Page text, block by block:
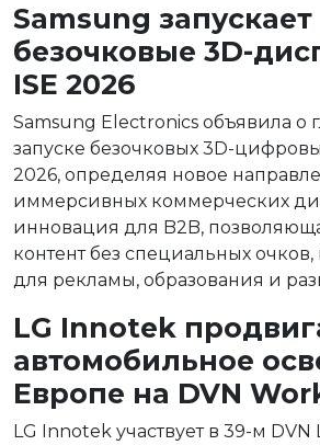
Samsung запускает
безочковые 3D-
ISE 2026
Samsung Electronics объявила о
запуске безочковых 3D-
2026, определяя новое
иммерсивных коммерческих
инновация для B2B,
контент без специальных
для рекламы, образования и
LG Innotek
автомобильное
Европе на DVN
LG Innotek участвует в 39-м DVN